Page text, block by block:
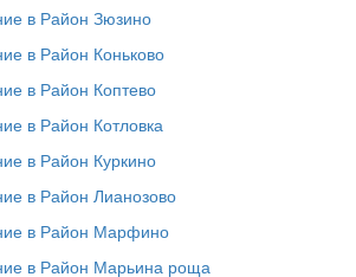
в Район Зюзино
в Район Коньково
в Район Коптево
в Район Котловка
в Район Куркино
в Район Лианозово
в Район Марфино
в Район Марьина роща